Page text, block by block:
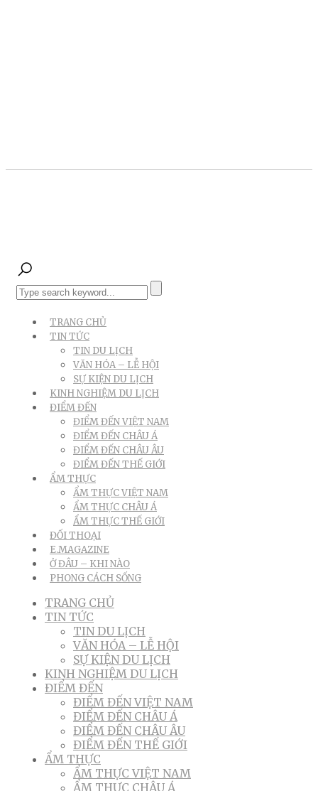
TRANG CHỦ
TIN TỨC
TIN DU LỊCH
VĂN HÓA – LỄ HỘI
SỰ KIỆN DU LỊCH
KINH NGHIỆM DU LỊCH
ĐIỂM ĐẾN
ĐIỂM ĐẾN VIỆT NAM
ĐIỂM ĐẾN CHÂU Á
ĐIỂM ĐẾN CHÂU ÂU
ĐIỂM ĐẾN THẾ GIỚI
ẨM THỰC
ẨM THỰC VIỆT NAM
ẨM THỰC CHÂU Á
ẨM THỰC THẾ GIỚI
ĐỐI THOẠI
E.MAGAZINE
Ở ĐÂU – KHI NÀO
PHONG CÁCH SỐNG
TRANG CHỦ
TIN TỨC
TIN DU LỊCH
VĂN HÓA – LỄ HỘI
SỰ KIỆN DU LỊCH
KINH NGHIỆM DU LỊCH
ĐIỂM ĐẾN
ĐIỂM ĐẾN VIỆT NAM
ĐIỂM ĐẾN CHÂU Á
ĐIỂM ĐẾN CHÂU ÂU
ĐIỂM ĐẾN THẾ GIỚI
ẨM THỰC
ẨM THỰC VIỆT NAM
ẨM THỰC CHÂU Á